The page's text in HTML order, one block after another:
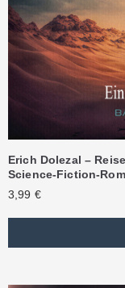
Erich Dolezal –
Science-Fiction-
3,99 €